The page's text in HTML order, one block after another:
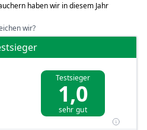
haben wir in diesem Jahr
wir?
Testsieger
1,0
sehr gut